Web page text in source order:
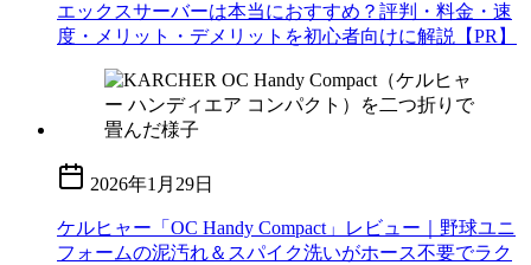
エックスサーバーは本当におすすめ？評判・料金・速
度・メリット・デメリットを初心者向けに解説【PR】
2026年1月29日
ケルヒャー「OC Handy Compact」レビュー｜野球ユニ
フォームの泥汚れ＆スパイク洗いがホース不要でラク